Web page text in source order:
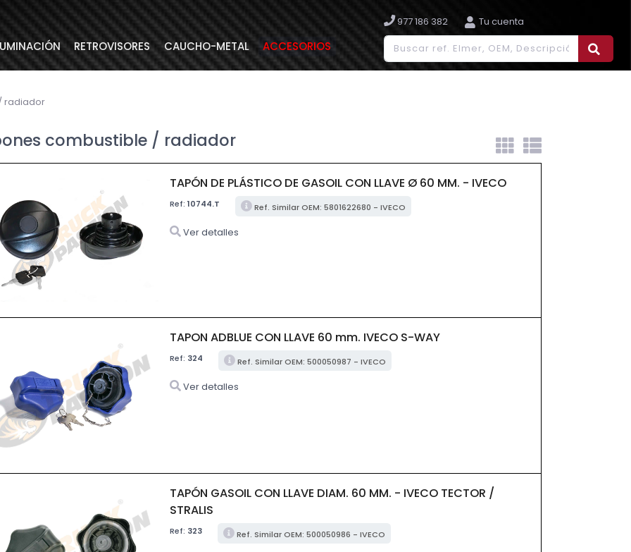
RETROVISORES CAUCHO-METAL ACCESORIOS
977 186 382 Tu cuenta
radiador
combustible / radiador
TAPÓN DE PLÁSTICO DE GASOIL CON LLAVE Ø 60 MM. - IVECO
Ref:10744.T Ref. Similar OEM: 5801622680 - IVECO
Ver detalles
TAPON ADBLUE CON LLAVE 60 mm. IVECO S-WAY
Ref: 324 Ref. Similar OEM: 500050987 - IVECO
Ver detalles
TAPÓN GASOIL CON LLAVE DIAM. 60 MM. - IVECO TECTOR /
STRALIS
Ref: 323 Ref. Similar OEM: 500050986 - IVECO